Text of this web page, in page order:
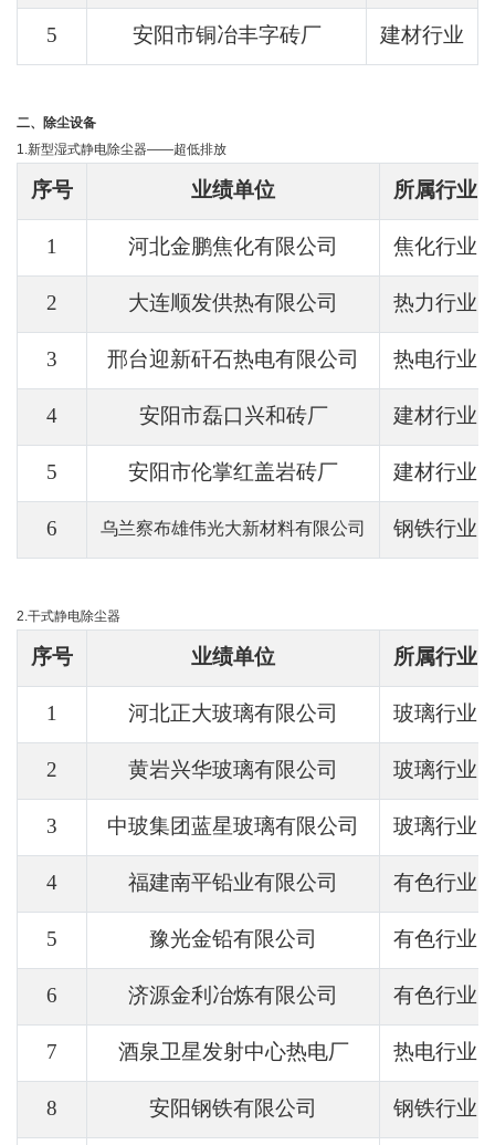
5 安阳市铜冶丰字砖厂 建材行业
二、除尘设备
1.新型湿式静电除尘器——超低排放
序号 业绩单位 所属行业
1 河北金鹏焦化有限公司 焦化行业
2 大连顺发供热有限公司 热力行业
3 邢台迎新矸石热电有限公司 热电行业
4 安阳市磊口兴和砖厂 建材行业
5 安阳市伦掌红盖岩砖厂 建材行业
6 乌兰察布雄伟光大新材料有限公司 钢铁行业
2.干式静电除尘器
序号 业绩单位 所属行业
1 河北正大玻璃有限公司 玻璃行业
2 黄岩兴华玻璃有限公司 玻璃行业
3 中玻集团蓝星玻璃有限公司 玻璃行业
4 福建南平铅业有限公司 有色行业
5 豫光金铅有限公司 有色行业
6 济源金利冶炼有限公司 有色行业
7 酒泉卫星发射中心热电厂 热电行业
8 安阳钢铁有限公司 钢铁行业